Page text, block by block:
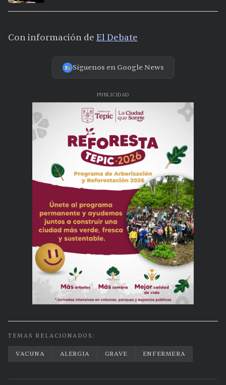
Con información de El Debate
Síguenos en Google News
PUBLICIDAD
TEMAS RELACIONADOS:
VACUNA ALERGIA GRAVE ENFERMERA